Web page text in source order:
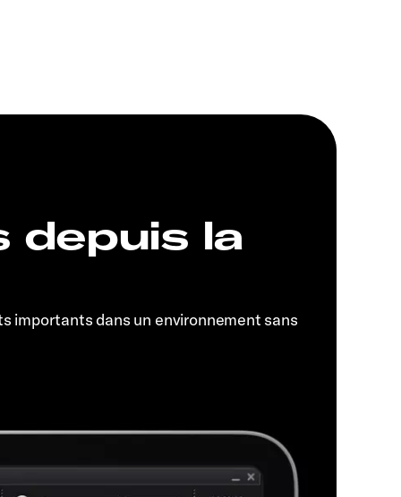
depuis la
importants dans un environnement sans